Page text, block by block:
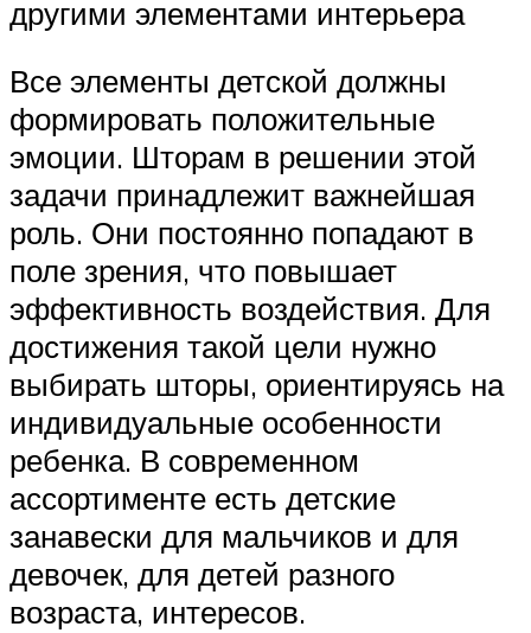
другими элементами интерьера
Все элементы детской должны
формировать положительные
эмоции. Шторам в решении этой
задачи принадлежит важнейшая
роль. Они постоянно попадают в
поле зрения, что повышает
эффективность воздействия. Для
достижения такой цели нужно
выбирать шторы, ориентируясь на
индивидуальные особенности
ребенка. В современном
ассортименте есть детские
занавески для мальчиков и для
девочек, для детей разного
возраста, интересов.